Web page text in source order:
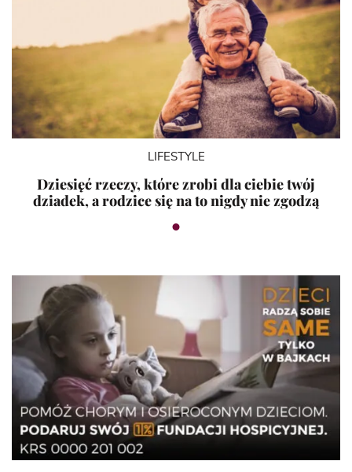
LIFESTYLE
Dziesięć rzeczy, które zrobi dla ciebie twój
dziadek, a rodzice się na to nigdy nie zgodzą